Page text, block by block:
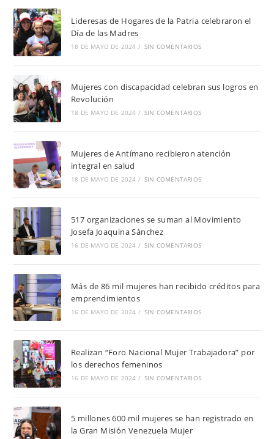
Lideresas de Hogares de la Patria celebraron el
Día de las Madres
18 DE MAYO DE 2024 / SIN COMENTARIOS
Mujeres con discapacidad celebran sus logros en
Revolución
18 DE MAYO DE 2024 / SIN COMENTARIOS
Mujeres de Antímano recibieron atención
integral en salud
18 DE MAYO DE 2024 / SIN COMENTARIOS
517 organizaciones se suman al Movimiento
Josefa Joaquina Sánchez
16 DE MAYO DE 2024 / SIN COMENTARIOS
Más de 86 mil mujeres han recibido créditos para
emprendimientos
16 DE MAYO DE 2024 / SIN COMENTARIOS
Realizan “Foro Nacional Mujer Trabajadora” por
los derechos femeninos
16 DE MAYO DE 2024 / SIN COMENTARIOS
5 millones 600 mil mujeres se han registrado en
la Gran Misión Venezuela Mujer